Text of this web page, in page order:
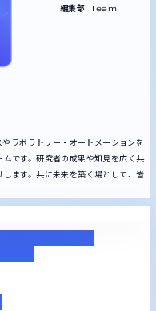
編集部 Team
ラボラトリー・オートメーションを
です。研究者の成果や知見を広く共
ます。共に未来を築く場として、皆